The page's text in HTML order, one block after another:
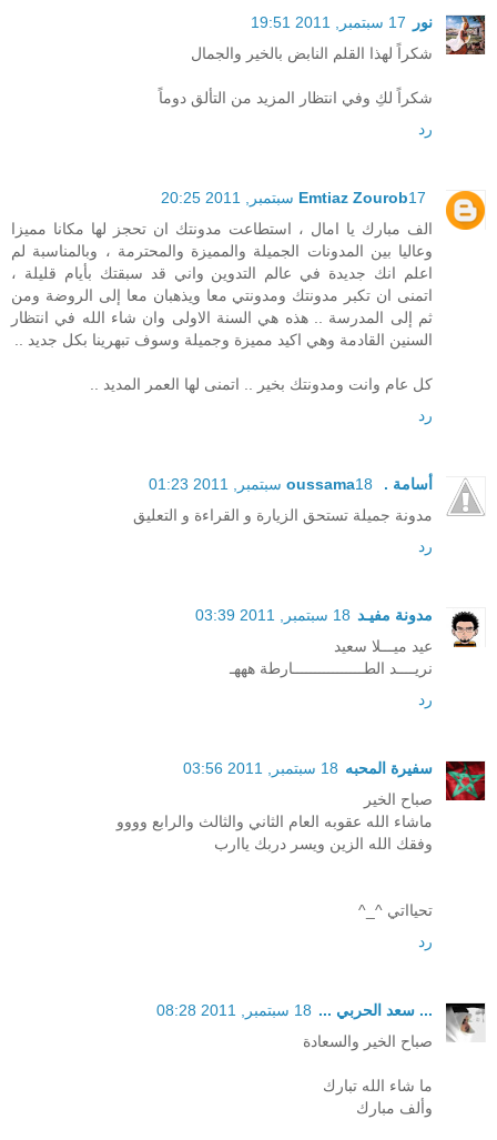
نور
17 سبتمبر, 2011 19:51
شكراً لهذا القلم النابض بالخير والجمال
شكراً لكِ وفي انتظار المزيد من التألق دوماً
رد
Emtiaz Zourob17 سبتمبر, 2011 20:25
الف مبارك يا امال ، استطاعت مدونتك ان تحجز لها مكانا مميزا
وعاليا بين المدونات الجميلة والمميزة والمحترمة ، وبالمناسبة لم
اعلم انك جديدة في عالم التدوين واني قد سبقتك بأيام قليلة ،
اتمنى ان تكبر مدونتك ومدونتي معا ويذهبان معا إلى الروضة ومن
ثم إلى المدرسة .. هذه هي السنة الاولى وان شاء الله في انتظار
السنين القادمة وهي اكيد مميزة وجميلة وسوف تبهرينا بكل جديد ..
كل عام وانت ومدونتك بخير .. اتمنى لها العمر المديد ..
رد
أسامة . oussama
18 سبتمبر, 2011 01:23
مدونة جميلة تستحق الزيارة و القراءة و التعليق
رد
مدونة مفيـد 18 سبتمبر, 2011 03:39
عيد ميـــلا سعيد
نريــــد الطــــــــــــــــارطة هههـ
رد
سفيرة المحبه 18 سبتمبر, 2011 03:56
صباح الخير
ماشاء الله عقوبه العام الثاني والثالث والرابع وووو
وفقك الله الزين ويسر دربك ياارب
تحيااتي ^_^
رد
... سعد الحربي ... 18 سبتمبر, 2011 08:28
صباح الخير والسعادة
ما شاء الله تبارك
وألف مبارك